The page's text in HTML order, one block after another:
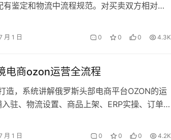
鉴定和物流中流程规范。对买卖双方相对公
月 1 日 0 0 0 4.3K
电商ozon运营全流程
造，系统讲解俄罗斯头部电商平台OZON的运
驻、物流设置、商品上架、ERP实操、订单
月 1 日 0 0 0 4.2K